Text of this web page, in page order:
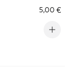
5,00 €